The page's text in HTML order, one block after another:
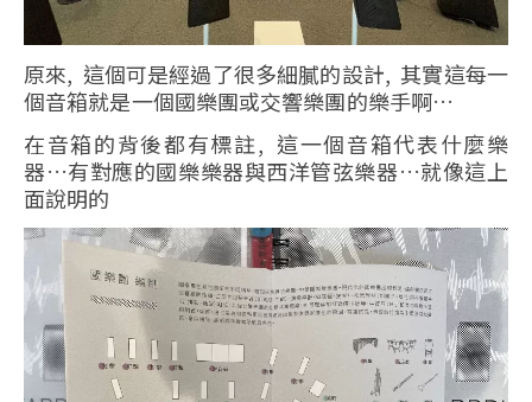
原來, 這個可是經過了很多細膩的設計, 其實這每一
個音箱就是一個國樂團或交響樂團的樂手啊…
在音箱的背後都有標註, 這一個音箱代表什麼樂
器…有對應的國樂樂器與西洋管弦樂器…就像這上
面說明的